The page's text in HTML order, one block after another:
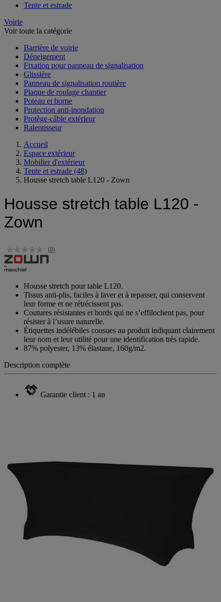
Parasol, tonnelle et barnum
Voirie
Barrière de voirie
Déneigement
Fixation pour panneau de signalisation
Glissière
Panneau de signalisation routière
Plaque de roulage chantier
Poteau et borne
Protection anti-inondation
Protège-câble extérieur
Accueil
Espace extérieur
Mobilier d'extérieur
Tente et estrade (48)
Housse stretch table L120 -
Zown
(0)
Housse stretch pour table L120.
Tissus anti-plis, faciles à laver et à repasser, qui conservent
leur forme et ne rétrécissent pas.
Coutures résistantes et bords qui ne s’effilochent pas, pour
résister à l’usure naturelle.
Étiquettes indélébiles cousues au produit indiquant clairement
leur nom et leur utilité pour une identification très rapide.
Description complète